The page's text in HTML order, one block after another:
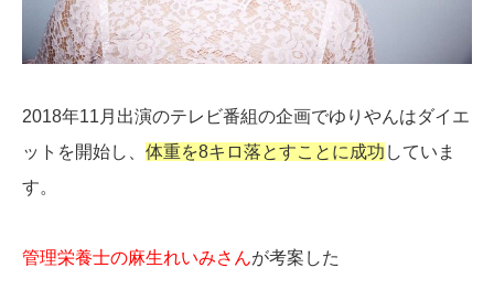
2018年11月出演のテレビ番組の企画でゆりやんはダイエ
ットを開始し、 体重を8キロ落とすことに成功 していま
す。
管理栄養士の麻生れいみさんが考案した